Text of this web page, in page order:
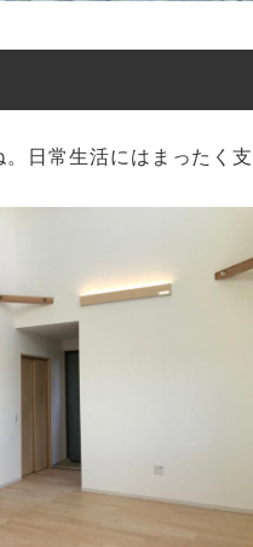
日常生活にはまったく支